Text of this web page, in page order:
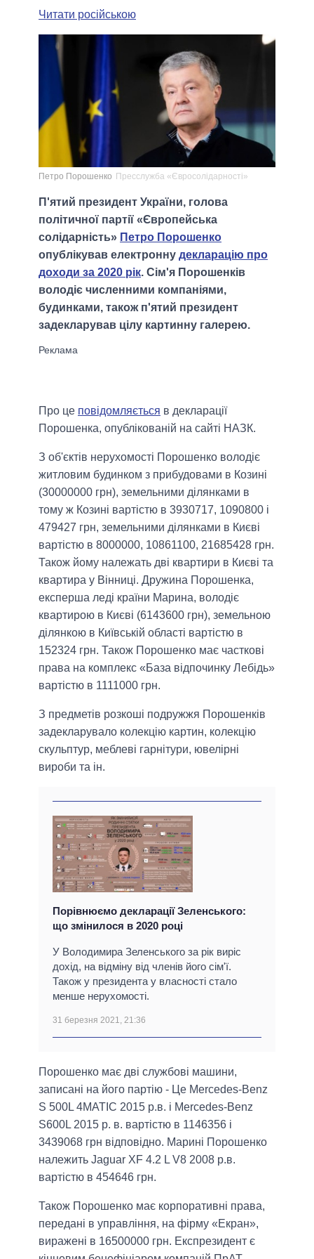
Читати російською
Петро Порошенко Пресслужба «Євросолідарності»
П'ятий президент України, голова
політичної партії «Європейська
солідарність» Петро Порошенко
опублікував електронну декларацію про
доходи за 2020 рік. Сім'я Порошенків
володіє численними компаніями,
будинками, також п'ятий президент
задекларував цілу картинну галерею.
Про це повідомляється в декларації
Порошенка, опублікованій на сайті НАЗК.
З об'єктів нерухомості Порошенко володіє
житловим будинком з прибудовами в Козині
(30000000 грн), земельними ділянками в
тому ж Козині вартістю в 3930717, 1090800 і
479427 грн, земельними ділянками в Києві
вартістю в 8000000, 10861100, 21685428 грн.
Також йому належать дві квартири в Києві та
квартира у Вінниці. Дружина Порошенка,
експерша леді країни Марина, володіє
квартирою в Києві (6143600 грн), земельною
ділянкою в Київській області вартістю в
152324 грн. Також Порошенко має часткові
права на комплекс «База відпочинку Лебідь»
вартістю в 1111000 грн.
З предметів розкоші подружжя Порошенків
задекларувало колекцію картин, колекцію
скульптур, меблеві гарнітури, ювелірні
вироби та ін.
Порівнюємо декларації Зеленського:
що змінилося в 2020 році
У Володимира Зеленського за рік виріс
дохід, на відміну від членів його сім'ї.
Також у президента у власності стало
менше нерухомості.
31 березня 2021, 21:36
Порошенко має дві службові машини,
записані на його партію - Це Mercedes-Benz
S 500L 4MATIC 2015 р.в. і Mercedes-Benz
S600L 2015 р. в. вартістю в 1146356 і
3439068 грн відповідно. Марині Порошенко
належить Jaguar XF 4.2 L V8 2008 р.в.
вартістю в 454646 грн.
Також Порошенко має корпоративні права,
передані в управління, на фірму «Екран»,
виражені в 16500000 грн. Експрезидент є